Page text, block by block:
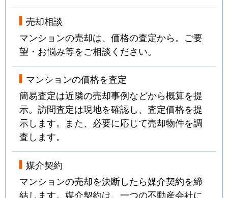
売却相談
マンションの売却は、価格の査定から。ご要
望・お悩み等をご相談ください。
マンションの価格を査定
簡易査定は近隣の売却事例などから概算を提
示。訪問査定は現地を確認し、査定価格を提
示します。また、必要に応じて売却物件を調
査します。
媒介契約
マンションの売却を決断したら媒介契約を締
結します。媒介契約は、一つの不動産会社に